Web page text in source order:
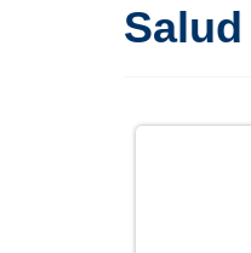
Salud